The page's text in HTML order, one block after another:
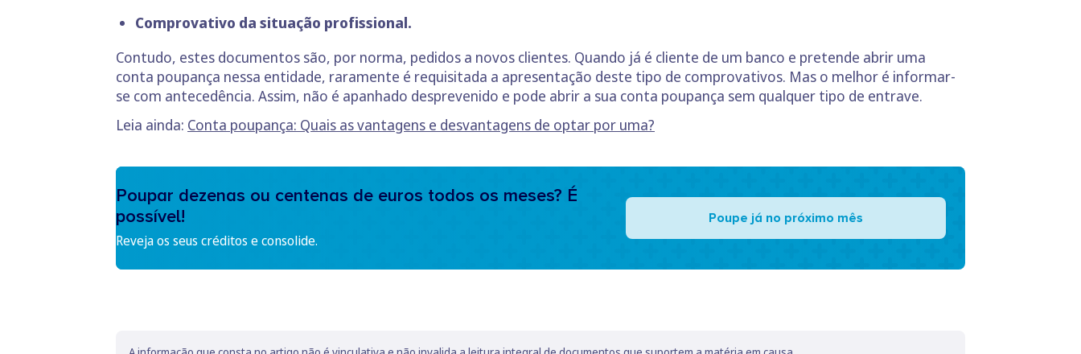
Comprovativo da situação profissional.
Contudo, estes documentos são, por norma, pedidos a novos clientes. Quando já é cliente de um banco e pretende abrir uma
conta poupança nessa entidade, raramente é requisitada a apresentação deste tipo de comprovativos. Mas o melhor é informar-
se com antecedência. Assim, não é apanhado desprevenido e pode abrir a sua conta poupança sem qualquer tipo de entrave.
Leia ainda: Conta poupança: Quais as vantagens e desvantagens de optar por uma?
Poupar dezenas ou centenas de euros todos os meses? É
possível!
Reveja os seus créditos e consolide.
Poupe já no próximo mês